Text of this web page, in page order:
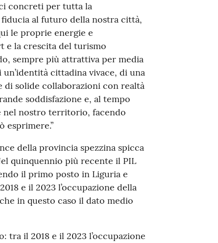
concreti per tutta la
al futuro della nostra città,
le proprie energie e
e la crescita del turismo
sempre più attrattiva per media
cittadina vivace, di una
solide collaborazioni con realtà
soddisfazione e, al tempo
nel nostro territorio, facendo
esprimere.”
della provincia spezzina spicca
quinquennio più recente il PIL
il primo posto in Liguria e
e il 2023 l’occupazione della
in questo caso il dato medio
tra il 2018 e il 2023 l’occupazione